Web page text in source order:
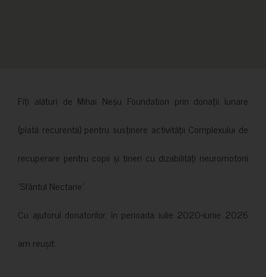
Fiți alături de Mihai Neșu Foundation prin donații lunare
(plată recurentă) pentru susținere activității Complexului de
recuperare pentru copii și tineri cu dizabilități neuromotorii
”Sfântul Nectarie”.
Cu ajutorul donatorilor, în perioada iulie 2020-iunie 2026
am reușit: